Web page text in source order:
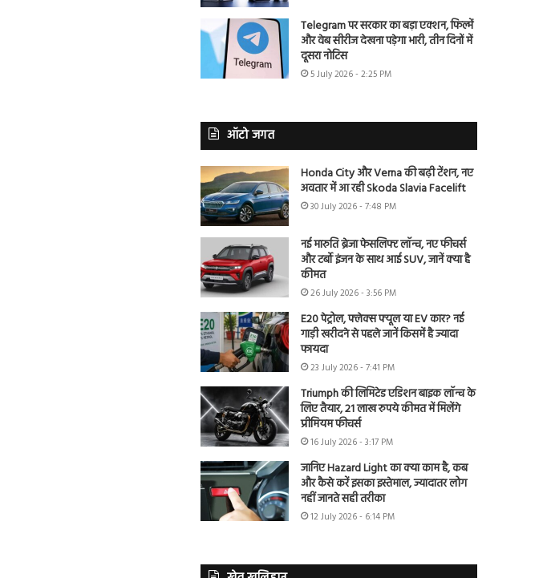
Telegram पर सरकार का बड़ा एक्शन, फिल्में
और वेब सीरीज देखना पड़ेगा भारी, तीन दिनों में
दूसरा नोटिस
5 July 2026 - 2:25 PM
ऑटो जगत
Honda City और Verna की बढ़ी टेंशन, नए
अवतार में आ रही Skoda Slavia Facelift
30 July 2026 - 7:48 PM
नई मारुति ब्रेजा फेसलिफ्ट लॉन्च, नए फीचर्स
और टर्बो इंजन के साथ आई SUV, जानें क्या है
कीमत
26 July 2026 - 3:56 PM
E20 पेट्रोल, फ्लेक्स फ्यूल या EV कार? नई
गाड़ी खरीदने से पहले जानें किसमें है ज्यादा
फायदा
23 July 2026 - 7:41 PM
Triumph की लिमिटेड एडिशन बाइक लॉन्च के
लिए तैयार, 21 लाख रुपये कीमत में मिलेंगे
प्रीमियम फीचर्स
16 July 2026 - 3:17 PM
जानिए Hazard Light का क्या काम है, कब
और कैसे करें इसका इस्तेमाल, ज्यादातर लोग
नहीं जानते सही तरीका
12 July 2026 - 6:14 PM